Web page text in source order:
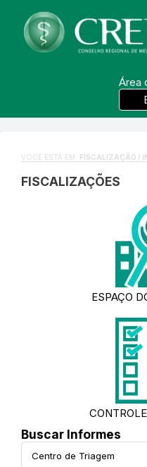
Área
VOCÊ ESTÁ EM: FISCALIZAÇÃO /
FISCALIZAÇÕES
ESPAÇO
Buscar Informes